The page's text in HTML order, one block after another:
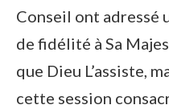
Conseil ont adressé
de fidélité à Sa
que Dieu L’assiste,
cette session